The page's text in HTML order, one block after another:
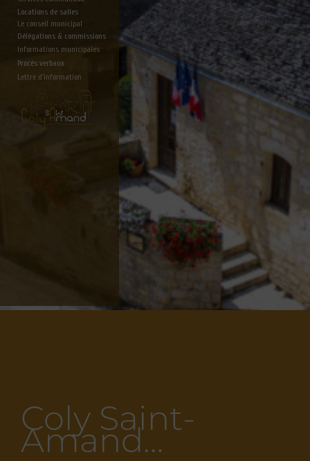
Locations de salles
Le conseil municipal
Délégations & commissions
Informations municipales
Lettre d'information
Procès verbaux
Coly Saint-
Amand…